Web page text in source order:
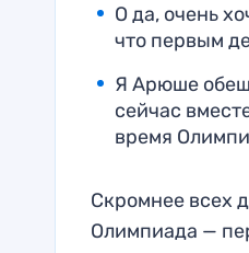
О да, очень
что первым
Я Арюше
сейчас
время
Скромнее всех
Олимпиада —